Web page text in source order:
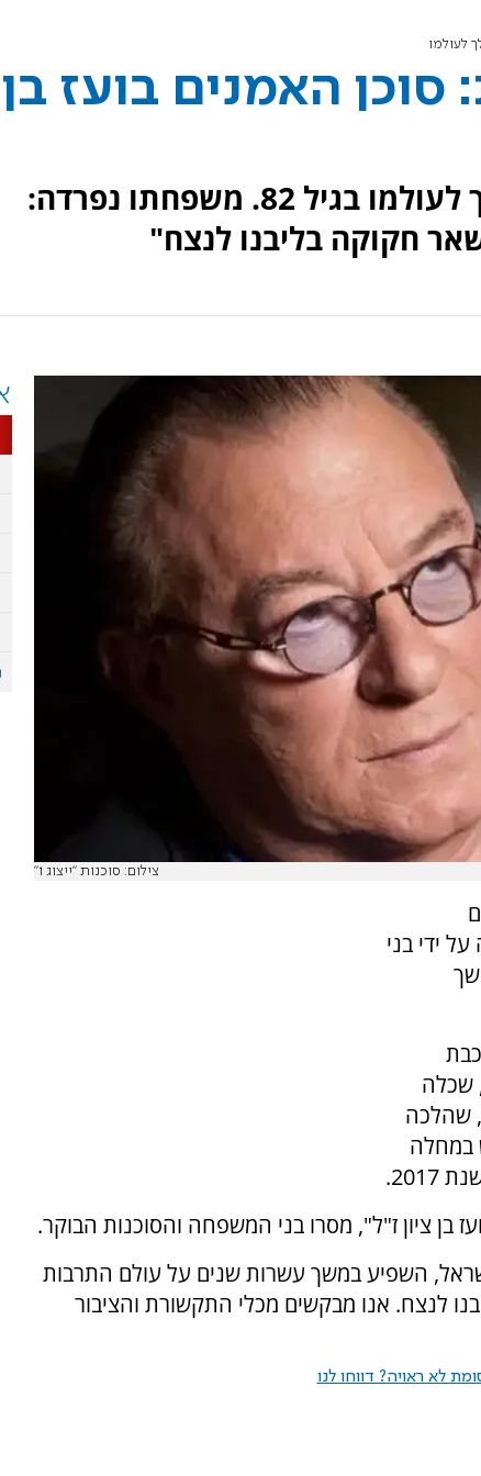
לעולמו
האמנים בועז בן
מייסד סוכנות "ייצוג 1" בארץ הלך לעולמו בגיל 82. משפחתו נפרדה:
חקוקה בליבנו לנצח"
צילום: סוכנות "ייצוג 1"
נמסרה על ידי בני
במשך
וחצי, שכלה
שהלכה
במחלה
בן ציון ז"ל", מסרו בני המשפחה והסוכנות הבוקר.
השפיע במשך עשרות שנים על עולם התרבות
לנצח. אנו מבקשים מכלי התקשורת והציבור
לא ראויה? דווחו לנו